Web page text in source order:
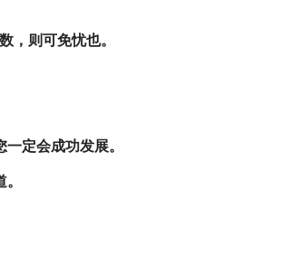
，则可免忧也。
定会成功发展。